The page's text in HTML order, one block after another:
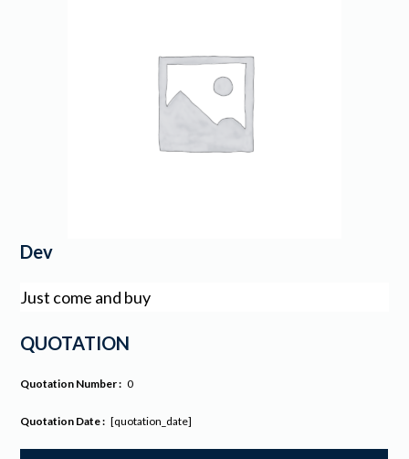
Dev
Just come and buy
QUOTATION
Quotation Number : 0
Quotation Date : [quotation_date]